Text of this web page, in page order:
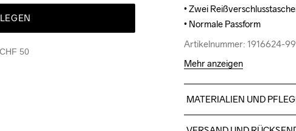
50
• Zwei
• Normale Passform
Artikelnummer: 1916624-
• Zwei
• Normale Passform
Artikelnummer: 1916624-
Mehr anzeigen
MATERIALIEN UND
90% Recycelter Polyester,